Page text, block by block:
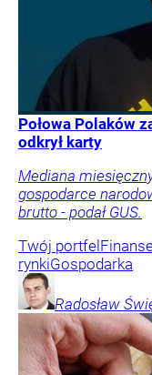
Połowa Polaków
odkrył karty
Mediana
gospodarce
brutto - podał GUS.
Twój portfel
rynkiGospodarka
Radosław